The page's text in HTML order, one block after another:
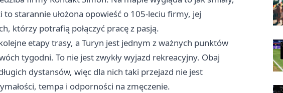
to starannie ułożona opowieść o 105-leciu firmy, jej
którzy potrafią połączyć pracę z pasją.
etapy trasy, a Turyn jest jednym z ważnych punktów
tygodni. To nie jest zwykły wyjazd rekreacyjny. Obaj
dystansów, więc dla nich taki przejazd nie jest
tempa i odporności na zmęczenie.